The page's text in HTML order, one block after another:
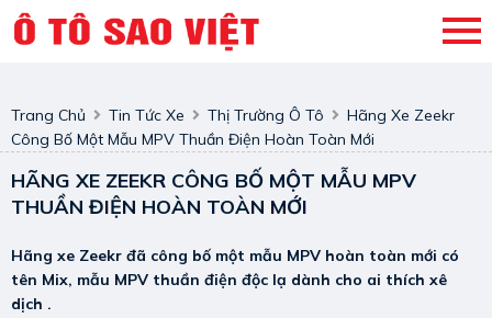
Trang Chủ Tin Tức Xe Thị Trường Ô Tô
Hãng Xe Zeekr
Công Bố Một Mẫu MPV Thuần Điện Hoàn Toàn Mới
HÃNG XE ZEEKR CÔNG BỐ MỘT MẪU MPV
THUẦN ĐIỆN HOÀN TOÀN MỚI
Hãng xe Zeekr đã công bố một mẫu MPV hoàn toàn mới có
tên Mix, mẫu MPV thuần điện độc lạ dành cho ai thích xê
dịch .